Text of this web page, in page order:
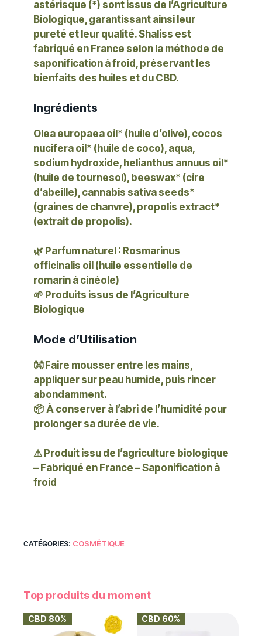
astérisque (*) sont issus de l’Agriculture
Biologique, garantissant ainsi leur
pureté et leur qualité.Shaliss est
fabriqué en France selon la méthode de
saponification à froid , préservant les
bienfaits des huiles et du CBD.
Ingrédients
Olea europaea oil* (huile d’olive), cocos
nucifera oil* (huile de coco), aqua,
sodium hydroxide, helianthus annuus oil*
(huile de tournesol), beeswax* (cire
d’abeille), cannabis sativa seeds*
(graines de chanvre), propolis extract*
(extrait de propolis).
🌿 Parfum naturel : Rosmarinus
officinalis oil (huile essentielle de
romarin à cinéole)
🌱 Produits issus de l’Agriculture
Biologique
Mode d’Utilisation
👐Faire mousser entre les mains,
appliquer sur peau humide, puis rincer
abondamment.
📦À conserver à l’abri de l’humidité pour
prolonger sa durée de vie.
⚠ Produit issu de l’agriculture biologique
– Fabriqué en France – Saponification à
froid
CATÉGORIES: COSMÉTIQUE
Top produits du moment
CBD 80% CBD 60%